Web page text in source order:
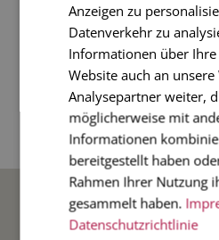
2-seitige Karte im Format
passendem Umschlag
Zur Info: bitte Sonderformat
Karte per Post versenden
BELIEBTE ANLÄSSE
Anzeigen zu
Datenverkehr zu
Informationen über
Website auch an
Analysepartner weiter,
möglicherweise mit
Informationen
bereitgestellt haben
Rahmen Ihrer Nutzung
gesammelt haben.
Datenschutzrichtlinie